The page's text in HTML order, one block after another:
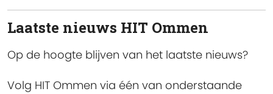
Laatste nieuws HIT Ommen
Op de hoogte blijven van het laatste nieuws?
Volg HIT Ommen via één van onderstaande